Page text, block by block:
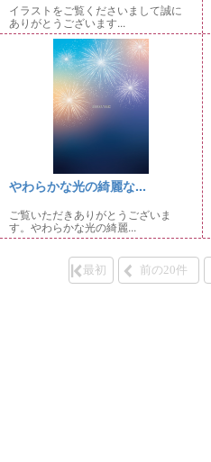
イラストをご覧くださいまして誠に
ありがとうございます...
やわらかな光の綺麗な...
ご覧いただきありがとうございま
す。やわらかな光の綺麗...
最初 前の20件